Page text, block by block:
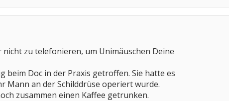
zu telefonieren, um Unimäuschen Deine
beim Doc in der Praxis getroffen. Sie hatte es
Mann an der Schilddrüse operiert wurde.
zusammen einen Kaffee getrunken.